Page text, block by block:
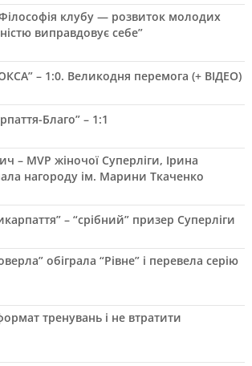
клубу — розвиток молодих
виправдовує себе”
– 1:0. Великодня перемога (+ ВІДЕО)
Благо” – 1:1
– MVP жіночої Суперліги, Ірина
нагороду ім. Марини Ткаченко
– “срібний” призер Суперліги
обіграла “Рівне” і перевела серію
тренувань і не втратити